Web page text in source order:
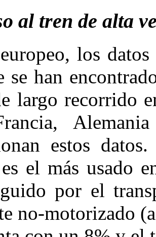
al tren de alta
los datos
se han
largo recorrido
estos
el más usado
por el
no-motorizado